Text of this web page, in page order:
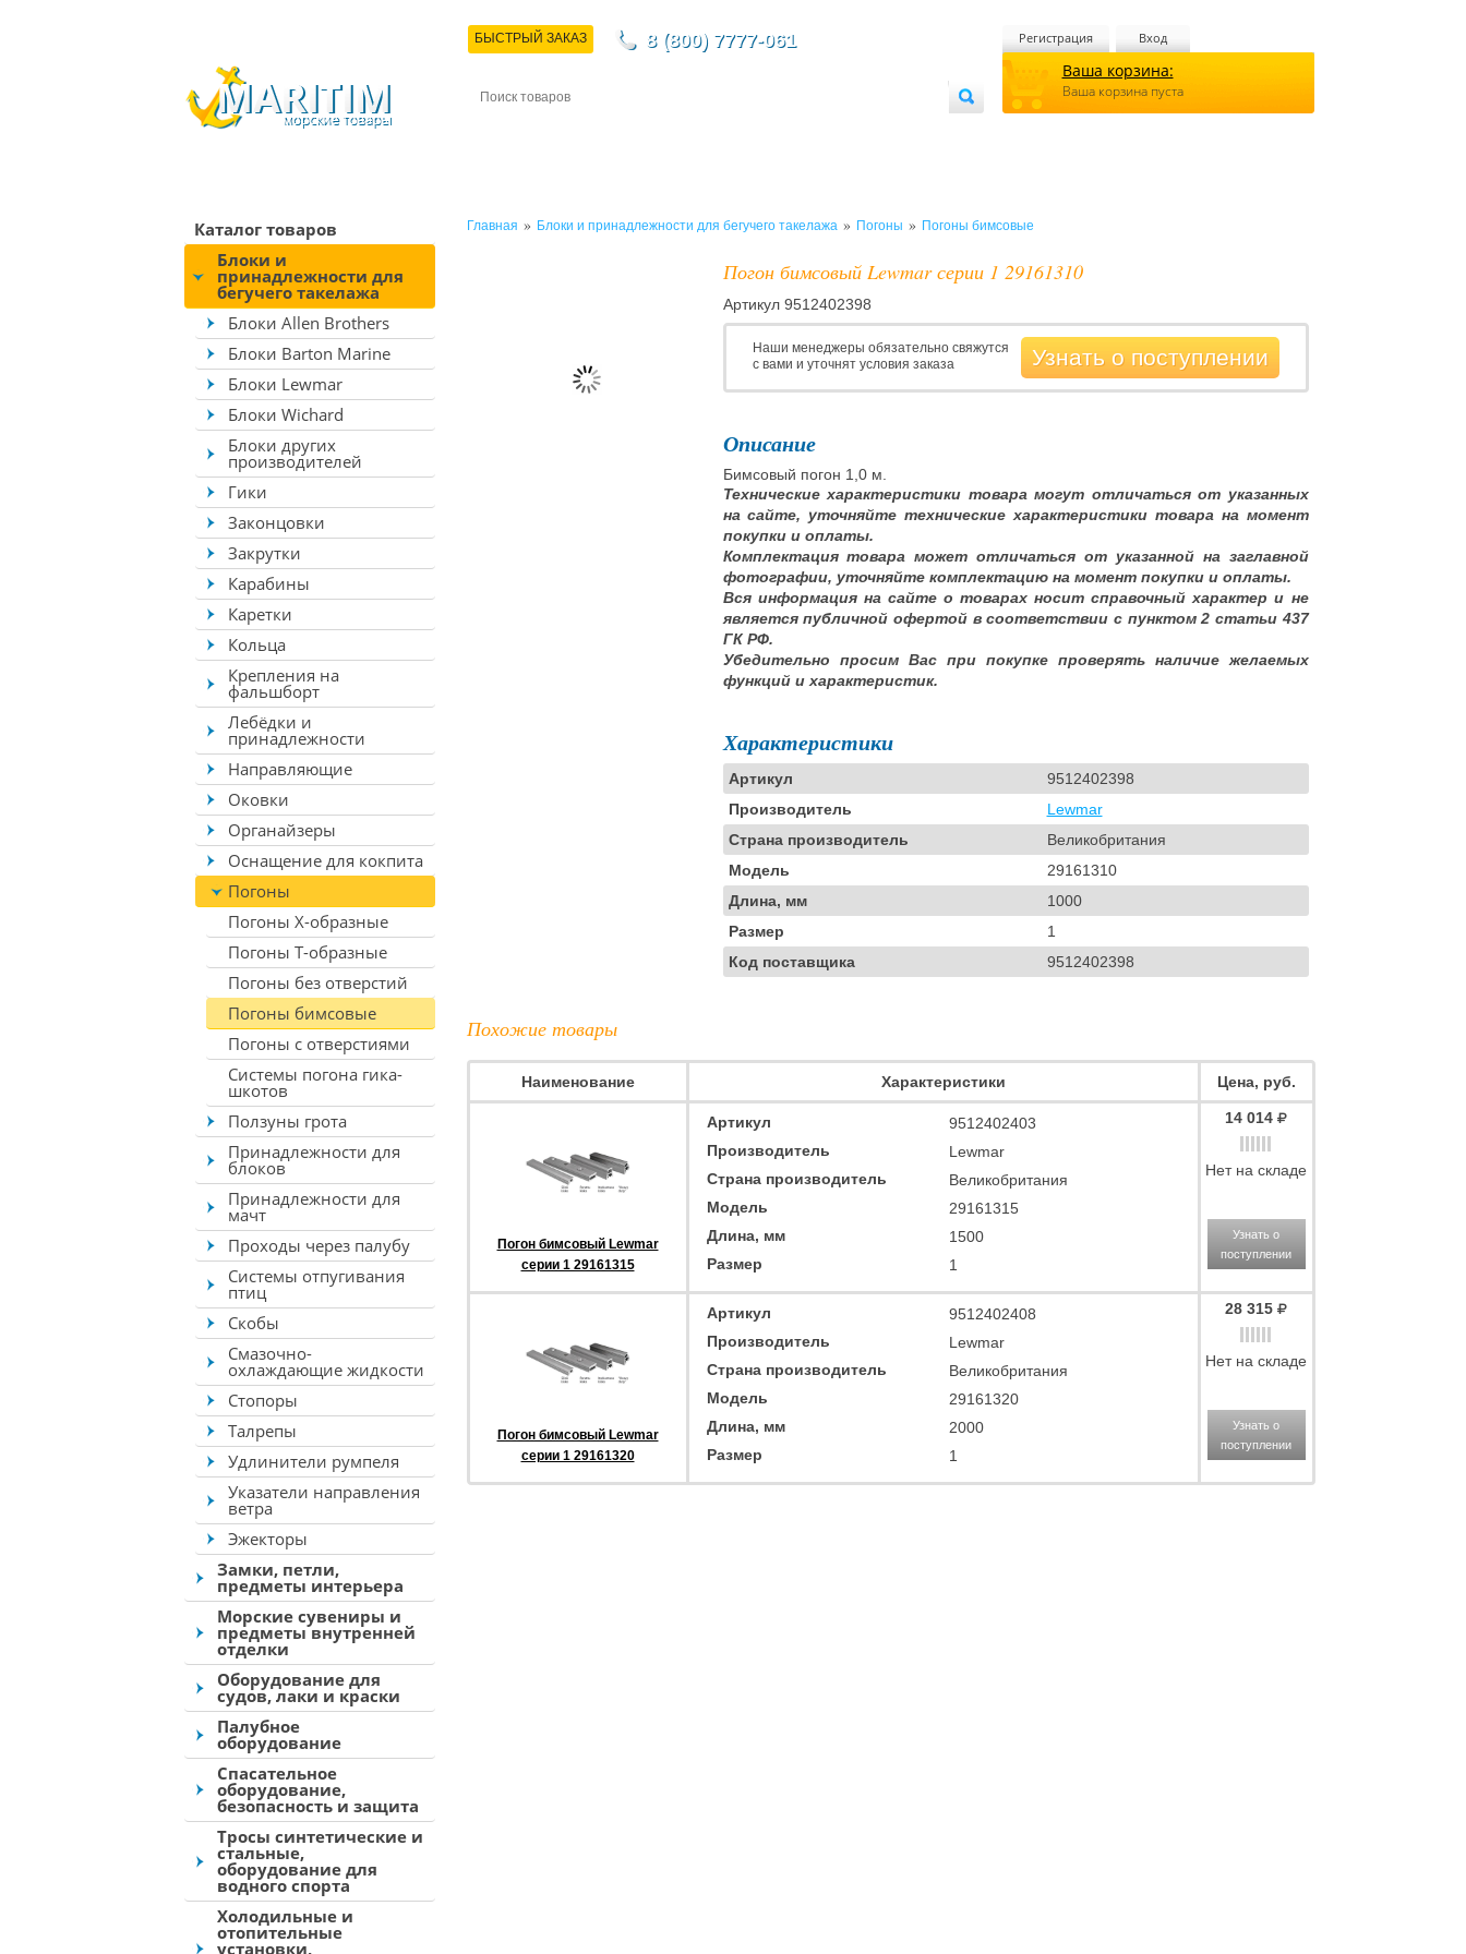
Регистрация Вход
Ваша корзина:
Ваша корзина пуста
БЫСТРЫЙ ЗАКАЗ 8 (800) 7777-061
Каталог товаров
Блоки и
принадлежности для
бегучего такелажа
Блоки Allen Brothers
Блоки Barton Marine
Блоки Lewmar
Блоки Wichard
Блоки других
производителей
Гики
Законцовки
Закрутки
Карабины
Каретки
Кольца
Крепления на
фальшборт
Лебёдки и
принадлежности
Направляющие
Оковки
Органайзеры
Оснащение для кокпита
Погоны
Погоны X-образные
Погоны Т-образные
Погоны без отверстий
Погоны бимсовые
Погоны с отверстиями
Системы погона гика-
шкотов
Ползуны грота
Принадлежности для
блоков
Принадлежности для
мачт
Проходы через палубу
Системы отпугивания
птиц
Скобы
Смазочно-
охлаждающие жидкости
Стопоры
Талрепы
Удлинители румпеля
Указатели направления
ветра
Эжекторы
Замки, петли,
предметы интерьера
Морские сувениры и
предметы внутренней
отделки
Оборудование для
судов, лаки и краски
Палубное
оборудование
Спасательное
оборудование,
безопасность и защита
Тросы синтетические и
стальные,
оборудование для
водного спорта
Холодильные и
отопительные
установки,
Главная » Блоки и принадлежности для бегучего такелажа» Погоны » Погоны бимсовые
Погон бимсовый Lewmar серии 1 29161310
Артикул 9512402398
Наши менеджеры обязательно свяжутся
с вами и уточнят условия заказа
Узнать о поступлении
Описание
Бимсовый погон 1,0 м.
Технические характеристики товара могут отличаться от указанных
на сайте, уточняйте технические характеристики товара на момент
покупки и оплаты.
Комплектация товара может отличаться от указанной на заглавной
фотографии, уточняйте комплектацию на момент покупки и оплаты.
Вся информация на сайте о товарах носит справочный характер и не
является публичной офертой в соответствии с пунктом 2 статьи 437
ГК РФ.
Убедительно просим Вас при покупке проверять наличие желаемых
функций и характеристик.
Характеристики
Артикул
9512402398
Производитель
Lewmar
Страна производитель
Великобритания
Модель
29161310
Длина, мм
1000
Размер
1
Код поставщика
9512402398
Похожие товары
Наименование Характеристики Цена, руб.
Погон бимсовый Lewmar
серии 1 29161315
Артикул
9512402403
Производитель
Lewmar
Страна производитель
Великобритания
Модель
29161315
Длина, мм
1500
Размер
1
14 014
Нет на складе
Узнать о
поступлении
Погон бимсовый Lewmar
серии 1 29161320
Артикул
9512402408
Производитель
Lewmar
Страна производитель
Великобритания
Модель
29161320
Длина, мм
2000
Размер
1
28 315
Нет на складе
Узнать о
поступлении